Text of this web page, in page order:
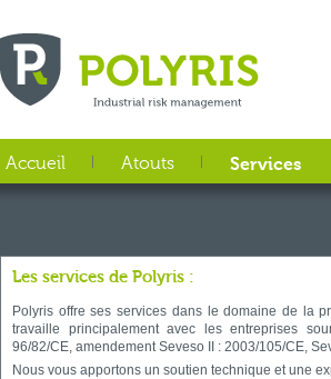
Accueil Atouts Services
Les services de Polyris :
Polyris offre ses services dans le domaine de la
travaille principalement avec les entreprises
96/82/CE, amendement Seveso II : 2003/105/CE,
Nous vous apportons un soutien technique et une